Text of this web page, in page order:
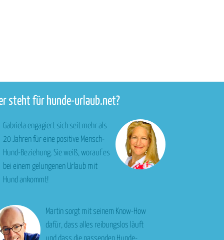
steht für hunde-urlaub.net?
Gabriela engagiert sich seit mehr als
20 Jahren für eine positive Mensch-
Hund-Beziehung. Sie weiß, worauf es
bei einem gelungenen Urlaub mit
Hund ankommt!
Martin sorgt mit seinem Know-How
dafür, dass alles reibungslos läuft